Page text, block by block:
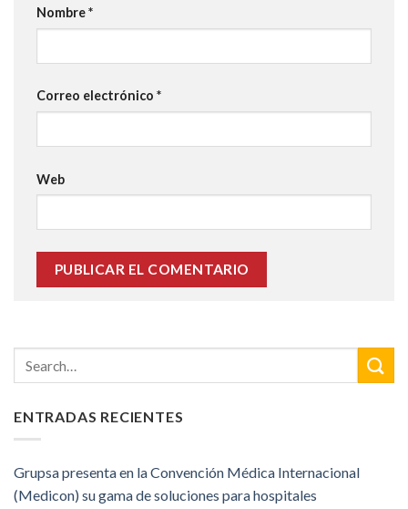
ENTRADAS RECIENTES
Grupsa presenta en la Convención Médica Internacional
(Medicon) su gama de soluciones para hospitales
Nombre*
Correo electrónico *
Web